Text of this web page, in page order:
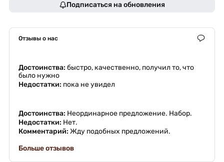
Подписаться на обновления
Отзывы о нас
Достоинства: быстро, качественно, получил то, что
было нужно
Недостатки: пока не увидел
Достоинства: Неординарное предложение. Набор.
Недостатки: Нет.
Комментарий: Жду подобных предложений.
Больше отзывов